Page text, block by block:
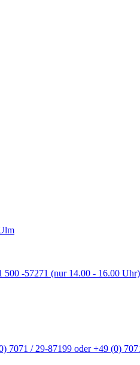
500 -57271 (nur 14.00 - 16.00 Uhr)
7071 / 29-87199 oder +49 (0)